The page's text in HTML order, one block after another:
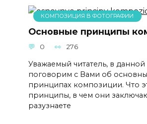
КОМПОЗИЦИЯ В ФОТОГРАФИИ
Основные принципы
0 276
Уважаемый читатель, в данной
поговорим с Вами об
принципах композиции. Что
принципы, в чем они
разузнаете